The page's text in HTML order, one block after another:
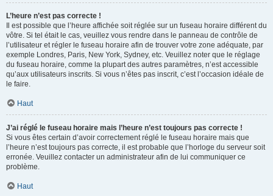
L’heure n’est pas correcte !
Il est possible que l’heure affichée soit réglée sur un fuseau horaire différent du
vôtre. Si tel était le cas, veuillez vous rendre dans le panneau de contrôle de
l’utilisateur et régler le fuseau horaire afin de trouver votre zone adéquate, par
exemple Londres, Paris, New York, Sydney, etc. Veuillez noter que le réglage
du fuseau horaire, comme la plupart des autres paramètres, n’est accessible
qu’aux utilisateurs inscrits. Si vous n’êtes pas inscrit, c’est l’occasion idéale de
le faire.
Haut
J’ai réglé le fuseau horaire mais l’heure n’est toujours pas correcte !
Si vous êtes certain d’avoir correctement réglé le fuseau horaire mais que
l’heure n’est toujours pas correcte, il est probable que l’horloge du serveur soit
erronée. Veuillez contacter un administrateur afin de lui communiquer ce
problème.
Haut